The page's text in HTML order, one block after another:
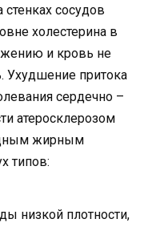
сосудов
холестерина в
и кровь не
Ухудшение притока
сердечно –
атеросклерозом
жирным
типов:
низкой плотности,